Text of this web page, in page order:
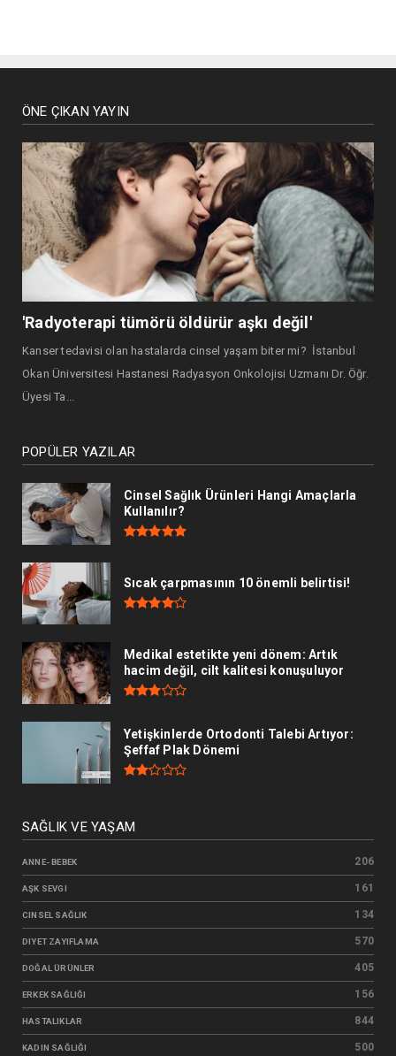
ÖNE ÇIKAN YAYIN
'Radyoterapi tümörü öldürür aşkı değil'
Kanser tedavisi olan hastalarda cinsel yaşam biter mi? İstanbul
Okan Üniversitesi Hastanesi Radyasyon Onkolojisi Uzmanı Dr. Öğr.
Üyesi Ta...
POPÜLER YAZILAR
Cinsel Sağlık Ürünleri Hangi Amaçlarla
Kullanılır?
Sıcak çarpmasının 10 önemli belirtisi!
Medikal estetikte yeni dönem: Artık
hacim değil, cilt kalitesi konuşuluyor
Yetişkinlerde Ortodonti Talebi Artıyor:
Şeffaf Plak Dönemi
SAĞLIK VE YAŞAM
ANNE- BEBEK 206
AŞK SEVGI 161
CINSEL SAĞLIK 134
DIYET ZAYIFLAMA 570
DOĞAL ÜRÜNLER 405
ERKEK SAĞLIĞI 156
HASTALIKLAR 844
KADIN SAĞLIĞI 500